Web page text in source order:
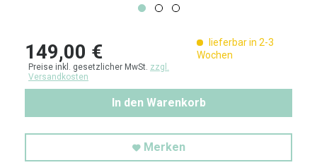
149,00 €
Preise inkl. gesetzlicher MwSt. zzgl.
Versandkosten
lieferbar in 2-3
Wochen
In den Warenkorb
Merken